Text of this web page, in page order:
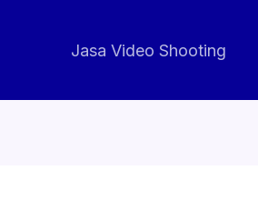
Jasa Video Shooting